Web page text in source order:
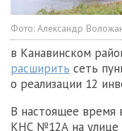
Фото: Александр
в Канавинском
расширить сеть
о реализации 12
В настоящее время
КНС №12А на улице